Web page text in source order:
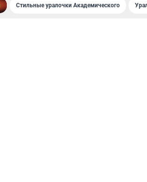
Стильные уралочки Академического